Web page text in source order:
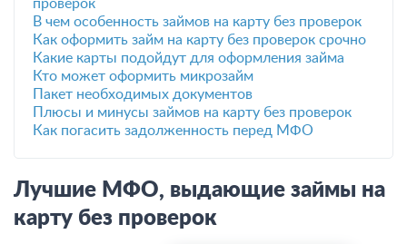
проверок
В чем особенность займов на карту без проверок
Как оформить займ на карту без проверок срочно
Какие карты подойдут для оформления займа
Кто может оформить микрозайм
Пакет необходимых документов
Плюсы и минусы займов на карту без проверок
Как погасить задолженность перед МФО
Лучшие МФО, выдающие займы на
карту без проверок